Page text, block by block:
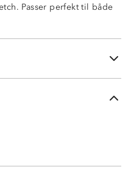
Passer perfekt til både